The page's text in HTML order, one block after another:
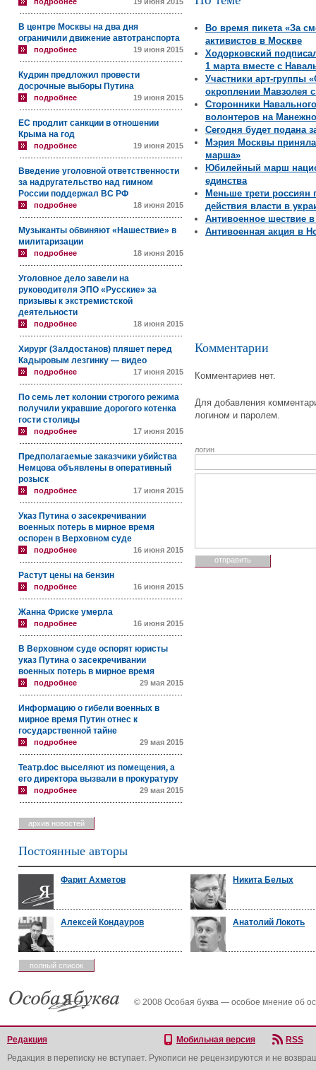
В центре Москвы на два дня
ограничили движение автотранспорта
подробнее 19 июня 2015
Кудрин предложил провести
досрочные выборы Путина
подробнее 19 июня 2015
ЕС продлит санкции в отношении
Крыма на год
подробнее 19 июня 2015
Введение уголовной ответственности
за надругательство над гимном
России поддержал ВС РФ
подробнее 18 июня 2015
Музыканты обвиняют «Нашествие» в
милитаризации
подробнее 18 июня 2015
Уголовное дело завели на
руководителя ЭПО «Русские» за
призывы к экстремистской
деятельности
подробнее 18 июня 2015
Хирург (Залдостанов) пляшет перед
Кадыровым лезгинку — видео
подробнее 17 июня 2015
По семь лет колонии строгого режима
получили укравшие дорогого котенка
гости столицы
подробнее 17 июня 2015
Предполагаемые заказчики убийства
Немцова объявлены в оперативный
розыск
подробнее 17 июня 2015
Указ Путина о засекречивании
военных потерь в мирное время
оспорен в Верховном суде
подробнее 16 июня 2015
Растут цены на бензин
подробнее 16 июня 2015
Жанна Фриске умерла
подробнее 16 июня 2015
В Верховном суде оспорят юристы
указ Путина о засекречивании
военных потерь в мирное время
подробнее 29 мая 2015
Информацию о гибели военных в
мирное время Путин отнес к
государственной тайне
подробнее 29 мая 2015
Театр.doc выселяют из помещения, а
его директора вызвали в прокуратуру
подробнее 29 мая 2015
архив новостей
Во время пикета «За
активистов в Москве
Ходорковский
1 марта вместе с
Участники арт-группы
окроплении Мавзолея
Сторонники
волонтеров на
Сегодня будет подана
Мэрия Москвы приняла
марша»
Юбилейный марш
единства
Меньше трети россиян
действия власти в
Антивоенное шествие
Антивоенная акция в
Комментарии
Комментариев нет.
Для добавления
логином и паролем.
логин
Постоянные авторы
Фарит Ахметов Никита Белых
Алексей Кондауров Анатолий Локоть
полный список
© 2008 Особая буква — особое мнение об
Редакция Мобильная версия
RSS
Редакция в переписку не вступает. Рукописи не рецензируются и не